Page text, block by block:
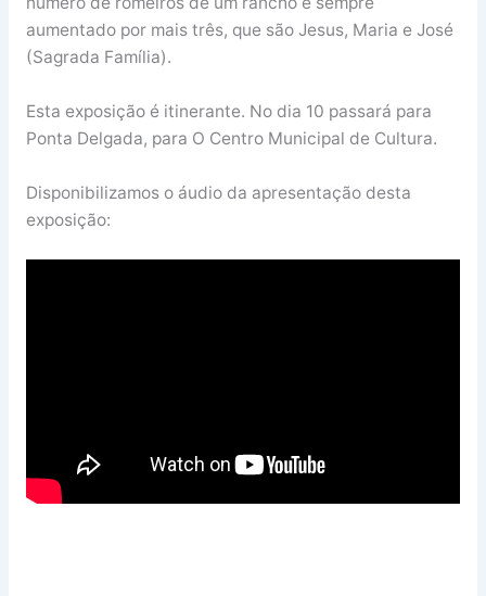
aumentado por mais três, que são Jesus, Maria e José
(Sagrada Família).
Esta exposição é itinerante. No dia 10 passará para
Ponta Delgada, para O Centro Municipal de Cultura.
Disponibilizamos o áudio da apresentação desta
exposição: